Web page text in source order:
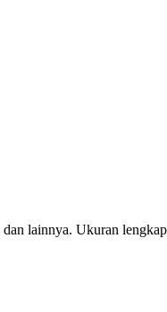
dan lainnya. Ukuran